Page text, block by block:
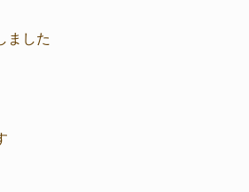
ました